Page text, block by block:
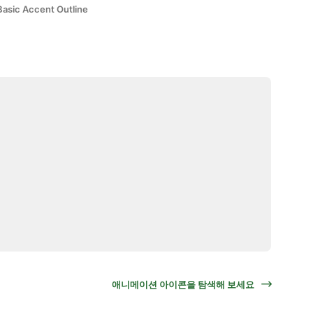
Accent Outline
애니메이션 아이콘을 탐색해 보세요